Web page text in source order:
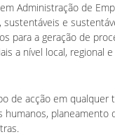
Administração de
e
para a geração de
a nível local, regional e
de acção em
planeamento